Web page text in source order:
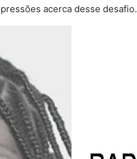
acerca desse desafio.